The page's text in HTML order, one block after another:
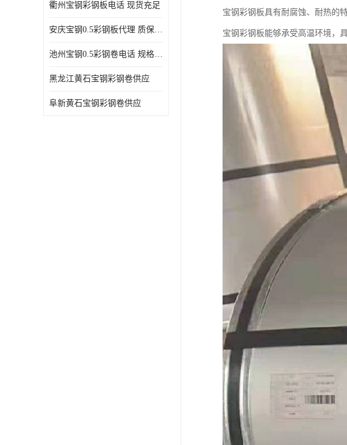
衢州宝钢彩钢板电话 现货充足
安庆宝钢0.5彩钢板代理 质保十年起
池州宝钢0.5彩钢卷电话 规格多样
黑龙江黄石宝钢彩钢卷供应
阜新黄石宝钢彩钢卷供应
宝钢彩钢板具有耐腐蚀、耐热的
宝钢彩钢板能够承受高温环境，